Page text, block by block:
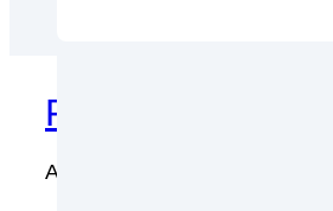
Fundamental-
Aktien sind zwar in